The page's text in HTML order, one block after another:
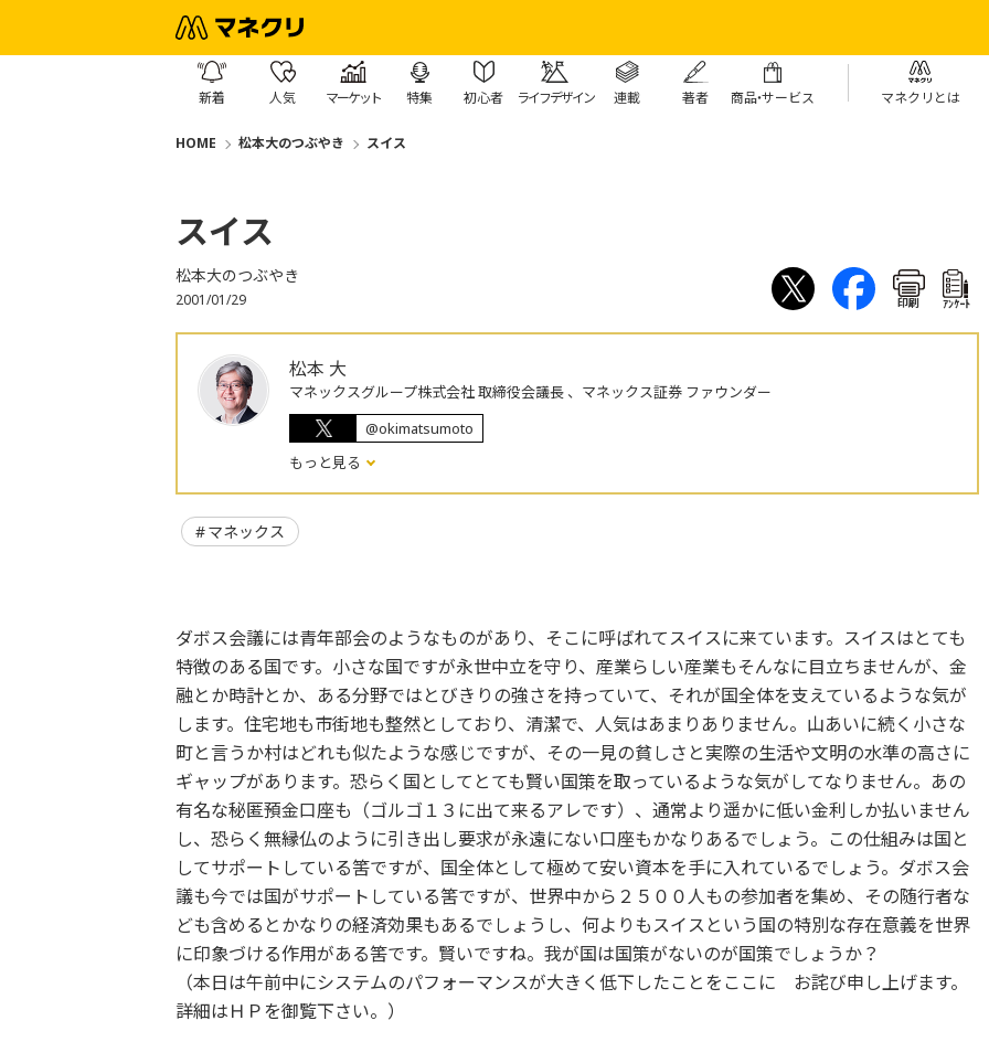
新着 人気 マーケット 特集 初心者 ライフデザイン 連載 著者 商品・サービス マネクリとは
HOME 松本大のつぶやき スイス
スイス
松本大のつぶやき
2001/01/29 印刷 ｱﾝｹｰﾄ
松本 大
マネックスグループ株式会社 取締役会議長 、マネックス証券 ファウンダー
@okimatsumoto
もっと見る
マネックス
ダボス会議には青年部会のようなものがあり、そこに呼ばれてスイスに来ています。スイスはとても
特徴のある国です。小さな国ですが永世中立を守り、産業らしい産業もそんなに目立ちませんが、金
融とか時計とか、ある分野ではとびきりの強さを持っていて、それが国全体を支えているような気が
します。住宅地も市街地も整然としており、清潔で、人気はあまりありません。山あいに続く小さな
町と言うか村はどれも似たような感じですが、その一見の貧しさと実際の生活や文明の水準の高さに
ギャップがあります。恐らく国としてとても賢い国策を取っているような気がしてなりません。あの
有名な秘匿預金口座も（ゴルゴ１３に出て来るアレです）、通常より遥かに低い金利しか払いません
し、恐らく無縁仏のように引き出し要求が永遠にない口座もかなりあるでしょう。この仕組みは国と
してサポートしている筈ですが、国全体として極めて安い資本を手に入れているでしょう。ダボス会
議も今では国がサポートしている筈ですが、世界中から２５００人もの参加者を集め、その随行者な
ども含めるとかなりの経済効果もあるでしょうし、何よりもスイスという国の特別な存在意義を世界
に印象づける作用がある筈です。賢いですね。我が国は国策がないのが国策でしょうか？
（本日は午前中にシステムのパフォーマンスが大きく低下したことをここに お詫び申し上げます。
詳細はＨＰを御覧下さい。）